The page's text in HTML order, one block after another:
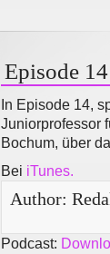
Episode
In Episode 14,
Juniorprofessor
Bochum, über
Bei iTunes.
Author:
Podcast: